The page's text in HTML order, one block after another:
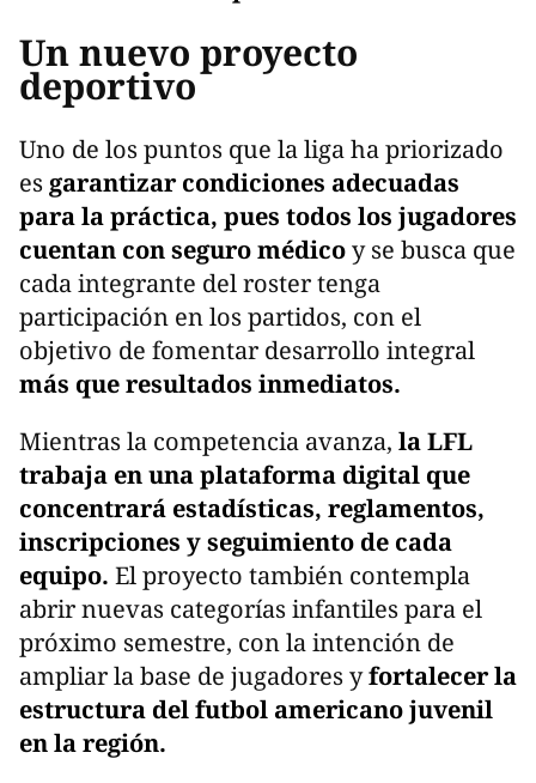
Un nuevo proyecto
deportivo
Uno de los puntos que la liga ha priorizado
es garantizar condiciones adecuadas
para la práctica, pues todos los jugadores
cuentan con seguro médicoy se busca que
cada integrante del roster tenga
participación en los partidos, con el
objetivo de fomentar desarrollo integral
más que resultados inmediatos.
Mientras la competencia avanza, la LFL
trabaja en una plataforma digital que
concentrará estadísticas, reglamentos,
inscripciones y seguimiento de cada
equipo. El proyecto también contempla
abrir nuevas categorías infantiles para el
próximo semestre, con la intención de
ampliar la base de jugadores yfortalecer la
estructura del futbol americano juvenil
en la región.